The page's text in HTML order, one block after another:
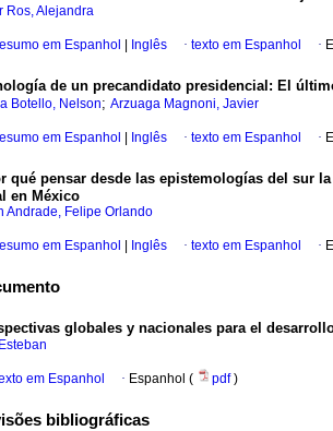
Ros, Alejandra
em Espanhol Inglês · texto em Espanhol ·
de un precandidato presidencial: El
Botello, Nelson; Arzuaga Magnoni, Javier
em Espanhol Inglês · texto em Espanhol ·
qué pensar desde las epistemologías del sur
en México
Andrade, Felipe Orlando
em Espanhol Inglês · texto em Espanhol ·
globales y nacionales para el
em Espanhol · Espanhol ( pdf)
bibliográficas